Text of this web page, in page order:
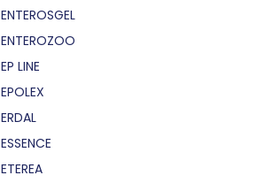
ENTEROSGEL
ENTEROZOO
EP LINE
EPOLEX
ERDAL
ESSENCE
ETEREA